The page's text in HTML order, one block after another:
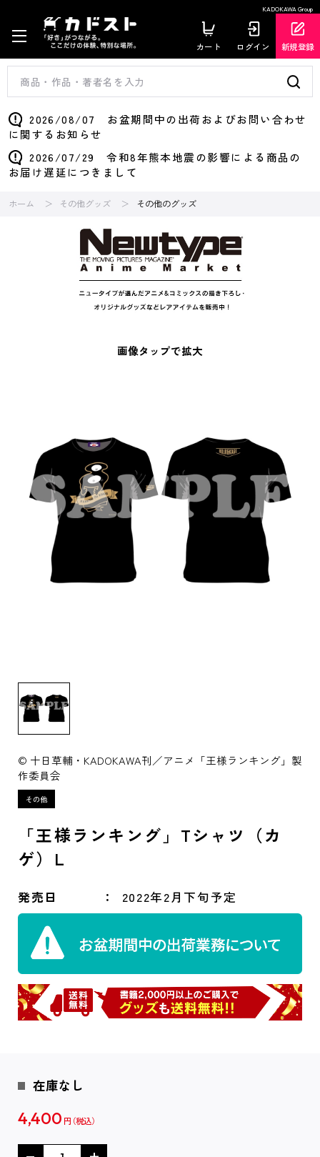
KADOKAWA Group
カート ログイン 新規登録
2026/08/07 お盆期間中の出荷およびお問い合わせ
に関するお知らせ
2026/07/29 令和8年熊本地震の影響による商品の
お届け遅延につきまして
ホーム その他グッズ その他のグッズ
画像タップで拡大
© 十日草輔・KADOKAWA刊／アニメ「王様ランキング」製
作委員会
「王様ランキング」Tシャツ（カ
ゲ）L
発売日 2022年2月下旬予定
在庫なし
4,400 円